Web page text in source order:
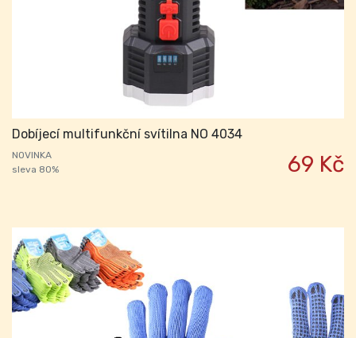
Dobíjecí multifunkční svítilna NO 4034
NOVINKA
sleva 80%
69 Kč